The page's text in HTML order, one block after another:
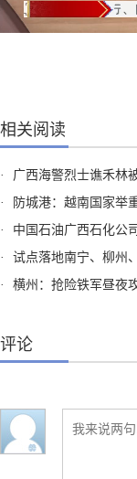
相关阅读
·
广西海警烈士谯禾林
·
防城港：越南国家举
·
中国石油广西石化公
·
试点落地南宁、柳州、防
·
横州：抢险铁军昼夜
评论